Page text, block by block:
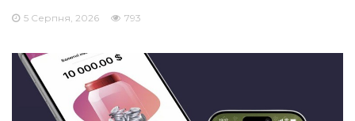
5 Серпня, 2026 793